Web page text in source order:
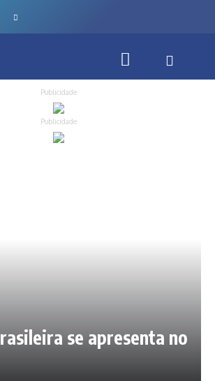
Publicidade
Publicidade
se apresenta no